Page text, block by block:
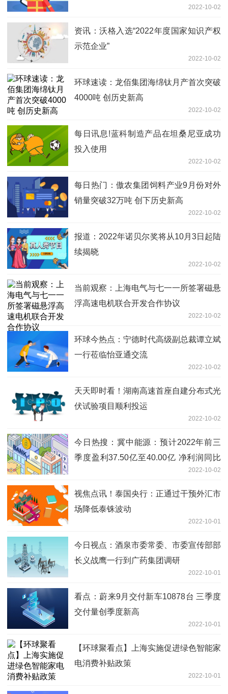
2022-10-02
资讯：沃格入选“2022年度国家知识产权
示范企业”
2022-10-02
环球速读：龙佰集团海绵钛月产首次突破
4000吨 创历史新高
2022-10-02
每日讯息!蓝科制造产品在坦桑尼亚成功
投入使用
2022-10-02
每日热门：傲农集团饲料产业9月份对外
销量突破32万吨 创下历史新高
2022-10-02
报道：2022年诺贝尔奖将从10月3日起陆
续揭晓
2022-10-02
当前观察：上海电气与七一一所签署磁悬
浮高速电机联合开发合作协议
2022-10-02
环球今热点：宁德时代高级副总裁谭立斌
一行莅临怡亚通交流
2022-10-02
天天即时看！湖南高速首座自建分布式光
伏试验项目顺利投运
2022-10-02
今日热搜：冀中能源：预计2022年前三
季度盈利37.50亿至40.00亿 净利润同比
2022-10-02
视焦点讯！泰国央行：正通过干预外汇市
场降低泰铢波动
2022-10-01
今日视点：酒泉市委常委、市委宣传部部
长义战鹰一行到广药集团调研
2022-10-01
看点：蔚来9月交付新车10878台 三季度
交付量创季度新高
2022-10-01
【环球聚看点】上海实施促进绿色智能家
电消费补贴政策
2022-10-01